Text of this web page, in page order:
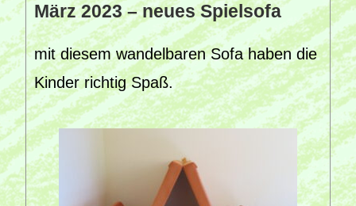
März 2023 – neues Spielsofa
mit diesem wandelbaren Sofa haben die
Kinder richtig Spaß.